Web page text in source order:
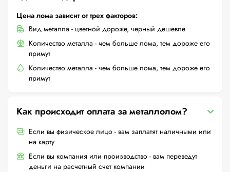
Цена лома зависит от трех факторов:
Вид металла - цветной дороже, черный дешевле
Количество металла - чем больше лома, тем дороже его
примут
Количество металла - чем больше лома, тем дороже его
примут
Как происходит оплата за металлолом?
Если вы физическое лицо - вам заплатят наличными или
на карту
Если вы компания или производство - вам переведут
деньги на расчетный счет компании